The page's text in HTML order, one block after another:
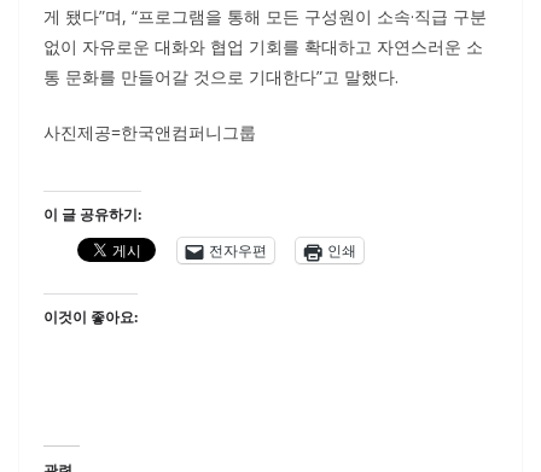
게 됐다”며, “프로그램을 통해 모든 구성원이 소속·직급 구분
없이 자유로운 대화와 협업 기회를 확대하고 자연스러운 소
통 문화를 만들어갈 것으로 기대한다”고 말했다.
사진제공=한국앤컴퍼니그룹
이 글 공유하기:
전자우편
인쇄
이것이 좋아요: